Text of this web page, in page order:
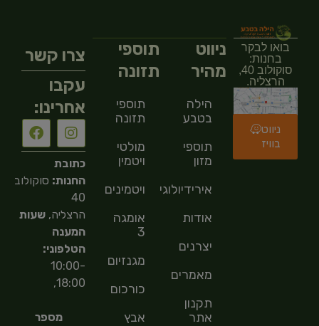
בואו לבקר
בחנות:
סוקולוב 40,
הרצליה.
ניווט
בוויז
ניווט
מהיר
הילה
בטבע
תוספי
מזון
אירידיולוגיה
אודות
יצרנים
מאמרים
תקנון
אתר
תוספי
תזונה
תוספי
תזונה
מולטי
ויטמין
ויטמינים
אומגה
3
מגנזיום
כורכום
אבץ
צרו קשר
עקבו
אחרינו:
כתובת
החנות: סוקולוב
40
הרצליה,שעות
המענה
הטלפוני:
10:00-
18:00,
מספר